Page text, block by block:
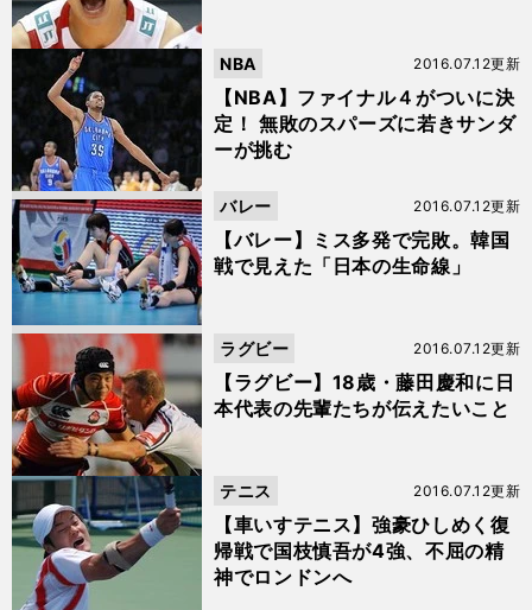
【NBA】ファイナル４がついに決
定！ 無敗のスパーズに若きサンダ
ーが挑む
2016.07.12更新
NBA
【バレー】ミス多発で完敗。韓国
戦で見えた「日本の生命線」
2016.07.12更新
バレー
【ラグビー】18歳・藤田慶和に日
本代表の先輩たちが伝えたいこと
2016.07.12更新
ラグビー
【車いすテニス】強豪ひしめく復
帰戦で国枝慎吾が4強、不屈の精
神でロンドンへ
2016.07.12更新
テニス